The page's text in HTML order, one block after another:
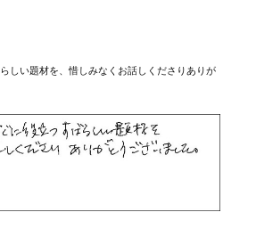
しい題材を、惜しみなくお話しくださりありが